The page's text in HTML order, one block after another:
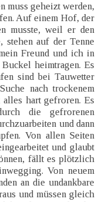
muss geheizt werden,
Auf einem Hof, der
musste, weil er den
stehen auf der Tenne
Freund und ich in
heimtragen. Es
sind bei Tauwetter
nach trockenem
hart gefroren. Es
die gefrorenen
und dann
Von allen Seiten
und glaubt
fällt es plötzlich
Von neuem
an die undankbare
und müssen gleich